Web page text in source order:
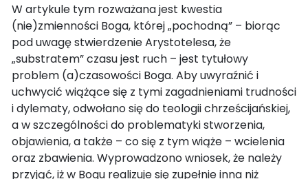
W artykule tym rozważana jest kwestia
(nie)zmienności Boga, której „pochodną” – biorąc
pod uwagę stwierdzenie Arystotelesa, że
„substratem” czasu jest ruch – jest tytułowy
problem (a)czasowości Boga. Aby uwyraźnić i
uchwycić wiążące się z tymi zagadnieniami trudności
i dylematy, odwołano się do teologii chrześcijańskiej,
a w szczególności do problematyki stworzenia,
objawienia, a także – co się z tym wiąże – wcielenia
oraz zbawienia. Wyprowadzono wniosek, że należy
przyjąć, iż w Bogu realizuje się zupełnie inna niż